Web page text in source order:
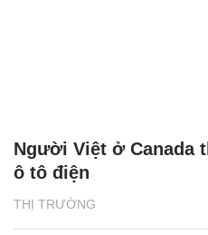
THỊ TRƯỜNG
Người Việt ở Canada
ô tô điện